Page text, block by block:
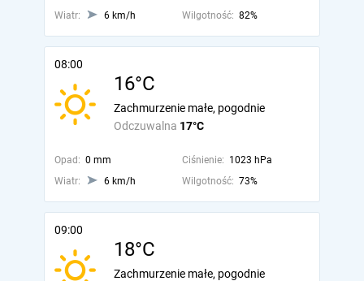
Wiatr: 6 km/h Wilgotność: 82%
08:00
16°C
Odczuwalna 17°C
Zachmurzenie małe, pogodnie
Opad: 0 mm Ciśnienie: 1023 hPa
Wiatr:
6 km/h Wilgotność: 73%
09:00
18°C
Zachmurzenie małe, pogodnie